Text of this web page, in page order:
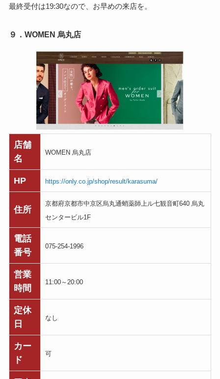
最終受付は19:30なので、お早めの来店を。
９．WOMEN 烏丸店
店舗
名
WOMEN 烏丸店
HP https://only.co.jp/shop/result/karasuma/
住所
京都府京都市中京区烏丸通蛸薬師上ル七観音町640 烏丸
センタービル1F
電話
番号
075-254-1996
営業
時間
11:00～20:00
定休
日
なし
カー
ド
可